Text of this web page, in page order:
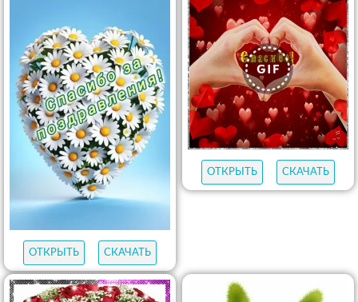
ОТКРЫТЬ СКАЧАТЬ
ОТКРЫТЬ СКАЧАТЬ